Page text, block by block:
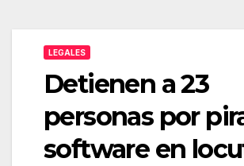
LEGALES
Detienen a 23
personas por
software en